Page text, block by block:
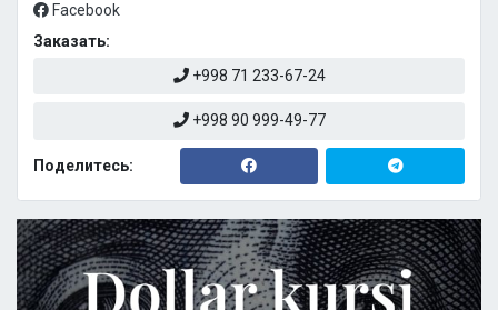
Facebook
Заказать:
+998 71 233-67-24
+998 90 999-49-77
Поделитесь: